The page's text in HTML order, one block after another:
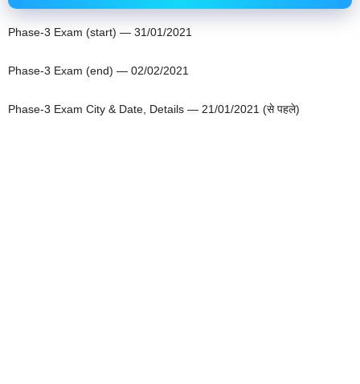
Phase-3 Exam (start) — 31/01/2021
Phase-3 Exam (end) — 02/02/2021
Phase-3 Exam City & Date, Details — 21/01/2021 (से पहले)